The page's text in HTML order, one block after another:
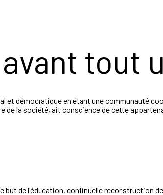
tout
et démocratique en étant une communauté
de la société, ait conscience de cette
but de l'éducation, continuelle reconstruction